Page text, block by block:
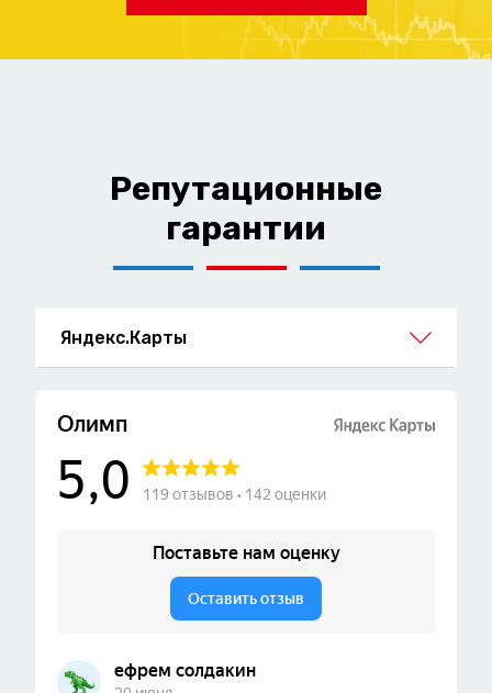
Репутационные
гарантии
Яндекс.Карты